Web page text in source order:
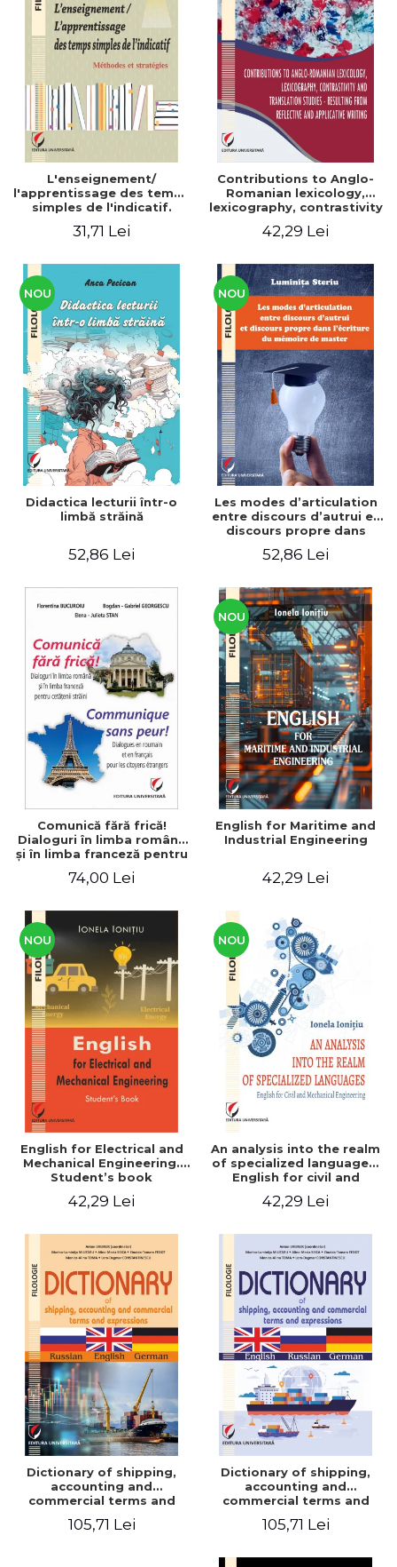
L'enseignement/
l'apprentissage des temps
simples de l'indicatif.
31,71 Lei
Contributions to Anglo-
Romanian lexicology,
lexicography, contrastivity
Resulting from reflective
42,29 Lei
NOU
Didactica lecturii într-o
limbă străină
52,86 Lei
NOU
Les modes d’articulation
entre discours d’autrui et
discours propre dans
master
52,86 Lei
Comunică fără frică!
Dialoguri în limba română
şi în limba franceză pentru
străini/Communique sans
roumain et en français
pour les citoyens
étrangers
74,00 Lei
NOU
English for Maritime and
Industrial Engineering
42,29 Lei
NOU
English for Electrical and
Mechanical Engineering.
Student’s book
42,29 Lei
NOU
An analysis into the realm
of specialized languages.
English for civil and
42,29 Lei
Dictionary of shipping,
accounting and
commercial terms and
English-German
105,71 Lei
Dictionary of shipping,
accounting and
commercial terms and
Russian – German
105,71 Lei